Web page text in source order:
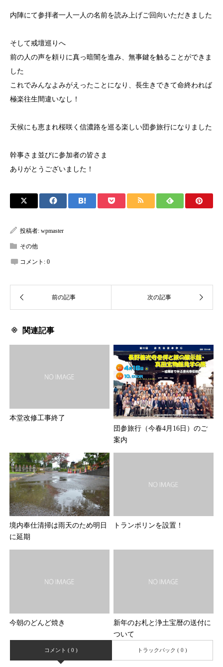
内陣にて参拝者一人一人の名前を読み上げご回向いただきました
そして戒壇巡りへ
前の人の声を頼りに真っ暗闇を進み、無事鍵を触ることができま
した
これでみんなよみがえったことになり、長生きできて命終われば
極楽往生間違いなし！
天候にも恵まれ桜咲く信濃路を巡る楽しい団参旅行になりました
幹事さま並びに参加者の皆さま
ありがとうございました！
投稿者: wpmaster
その他
コメント: 0
関連記事
本堂改修工事終了
団参旅行（今春4月16日）のご
案内
境内奉仕清掃は雨天のため明日
に延期
トランポリンを設置！
今朝のどんど焼き
新年のお札と浄土宝暦の送付に
ついて
コメント ( 0 ) トラックバック ( 0 )